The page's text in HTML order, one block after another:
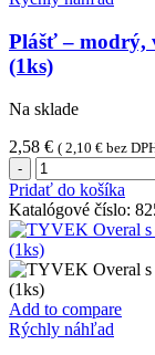
univerzálna
veľkosť
(100
ks)
Plášť – modrý,
(1ks)
Na sklade
2,58 € ( 2,10 € bez
množstvo
Plášť
-
modrý,
veľkosť
XXL
so
suchým
zipsom
(1ks)
Pridať do košíka
Katalógové číslo:
Add to compare
Rýchly náhľad